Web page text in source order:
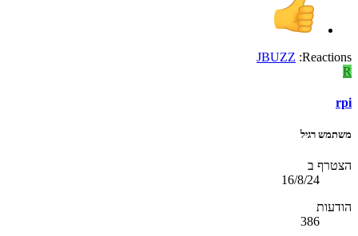
Reactions:
JBUZZ
R
rpi
משתמש רגיל
הצטרף ב
16/8/24
הודעות
386